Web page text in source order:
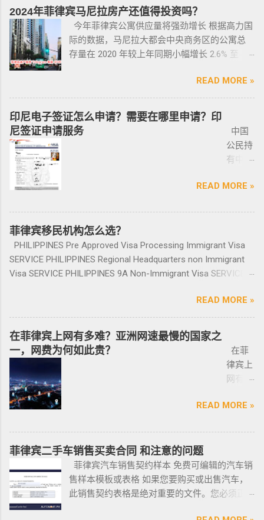
因此而被逮捕。 要求枪支持有者，每两年更新
一次执照，并每四年登记一次枪支。 如果不遵
守，将导致撤销和没收枪支。 续期申请，需要
在该许可证期满之日前六个月内，向菲律宾国
此外还要求，要携带枪支外出的人，必须以合
手枪。 目前共有五种持有枪支的许可证： 类别
1 －最多拥有2支枪 类别 2 -最多拥有5支枪 类别
3 -最多拥有10支枪 类别 4 -最多拥有15支枪 类
了NBI，这2步做好了以后如果不着急走，最长
等待时间是半年。半年内都可以随时走。 菲律
宾做了遣返会是黑名单吗？ 但凡做了遣返都是
黑名单。遣返的流程第一步就是申请驱逐令。
中国人出境被扣护照，被扣护照后面的处理方
式只有遣返。 上了菲律宾黑名单以后怎么再入
境 如果您已经被遣返回去了，并且还想再来菲
律宾的话，那么您可以联系我们帮您洗黑直接
清底，整个周期15个工作日，洗好了以后再入
境不会有任何被拦，包入境的。 如果您需要了
题也可以询问。 遣返回国的流程是什么？ 1. 先
提交到移民局，等待a...
名； 2、第二份合同一般都是一张空白的合同，
只有车行的签字，所以你要核对签字是否一
致，如果可以尽量多要一些签过字的合同，后
面会说为什么； 3、检查CR/OR原件，原件，原
哪里交保险，保险品类； 4、车牌要注意是不是
你取回来再交易，因为现在两年以上的车牌基
本都下来了，如果你不知道去哪里换贴牌也是
比较麻烦的，何况大部分人英语都不太好，贴
牌的车牌号和临时车牌的车牌号不是同一个号
讳的号码； 5、车钥匙一般是2-三把，2把自动1
合同、一份保险、 一份OR/CR文件，这些一定
要放在家里保存好，OR/CR可以复印两张放到车
里备用 ； 想了解更多最新信息欢迎联系和咨询
我们，微信：BGC998 电报@BGC998 Whats
优先使用TG免验证，咨询请主动告知咨询项
目，菲律宾MAKATI 实体公司，客户 隐私保护
安全 可靠，可以安排工作人员上门取...
供了一个额外的永居身份，成功获得这些签证
后，不仅能在菲律宾享受更多福利与权益，而
且申请者的原有国籍与原有权益不会受到影
响。 退休移民签证——SRRV
宾退休署(PRA)颁发的移民绿卡，持有者可以自
由出入境，并在菲律宾永居。 申请条件一般
分为两种：现金存款类和房产投资类。 现金
存款类： （1）申请人的年龄需在50岁以上：
一家三口存款2万美元，多一个人需另存款1.5万
美元/人； （2）存款冻结在银行，不能用于
赎回存款。 房产投资类： （1）存款可全
（2）房产不能出售，但可用于出租； （3）
申请人需要拿到菲律宾的房产证，才能在PRA申
请置换之前办理SRRV身份时存入的存款。 申
请流程： 1、申请人提供基础的申请材料做初
审，后转款两万美金到相关部门； 2、审核该
存款的安全性，申请人需要入境菲律宾完成后
需要提
供
ICARD
人无须
就能做
完报
道。做
报道后
上。
咨询微
信
8 小
飞机
998 菲
律宾马
尼拉
——移
民局
民，他
们只能
在 3 月
2024年菲律宾马尼拉房产还值得投资吗？
今年菲律宾公寓供应量将强劲增长 根据高力国
际的数据，马尼拉大都会中央商务区的公寓总
存量在 2020 年较上年同期小幅增长 2.6% 至
同比增长放缓。由于新冠疫情，2020 年仅交付
了约 3,370 套，低于 2019 年的 11,200套和过去
十年的年均 7,900 套。 ●菲律宾998不动产机构
998 Real Estate 专注于为华人在菲律宾马尼拉
地区提供一站式的期房投资、炒楼花、现房买
卖、房屋租赁、越来越多的华人对菲律宾旅游
投资,菲律宾移民感兴趣,居外网菲律宾房地产网,
为您精彩呈现菲律宾房子,来居外投资菲律宾房
等业务. 专注于菲律宾不动产市场，是菲律宾最
大的外国人不动产服务机构之一，主要服务在
菲外国人以及在菲工作生活的业主和租客，提
供一站式中文/英文资讯服务。供菲律宾的新
房、二手房、特价房、二手楼花、开发商、投
资指南等房产信息,为房产投资者菲律宾买房提
供帮助. 我们的运营团队拥有数十年在菲律宾生
态。 ●菲律宾998不动产机构 998 Real Estate
长期紧密协作知名的菲律宾各大地产开发商以
及合规中介资源公司为主要合作伙伴，集合更
多资源，能针对外国投资者提供从不动产精
产养护 等全方位管理服务； 菲律宾998不动产
断提升客户体验，推动菲律宾行业的进步，让
房产交易变得更加轻松和愉悦！ ●我们珍惜每一
位客户的托付，客户的信赖是我们最大的动
力。 任何关于菲律宾房产买卖 交易 相关的问题
欢迎咨询 我们 Telegram 电报 @VBW777 但随
READ MORE »
印尼电子签证怎么申请？需要在哪里申请？印
尼签证申请服务
中国
公民持
有中国
要菲律
前往印
印尼签
证？
泰国出
印尼办
理印尼
亚出发
前往印
尼办理
印尼签
印尼办
理印尼
签证？
READ MORE »
菲律宾移民机构怎么选？
PHILIPPINES Pre Approved Visa Processing Immigrant Visa
SERVICE PHILIPPINES Regional Headquarters non Immigrant
Visa SERVICE PHILIPPINES 9A Non-Immigrant Visa SERVICE
Pre-Arranged Employment Visa SERVICE PHILIPPINES Special
Investor’s Resident Visa SERVICE PHILIPPINES Special
Resident Retiree’s Visa SERVICE It’s Business Permit Renewal
Time for 2022 PHILIPPINES PHILIPPINES Business Structures
and Entities SERVICE PHILIPPINES Office Setup Services
PHILIPPINES Human Resources Consulting SERVICE
PHILIPPINES Call Center and BPO Setup SERVICE PHILIPPINES
Recruitment & Executive Search Services PHILIPPINES Tax
SERVICE PHILIPPINES Labor Consulting SERVICE PHILIPPINES
Setting-Up a Representative Office SERVICE PHILIPPINES
Forming a Corporation service PHILIPPINES Visa and
Immigration Service PHILIPPINES Sole Proprietorship Busin...
READ MORE »
在菲律宾上网有多难？亚洲网速最慢的国家之
一，网费为何如此贵？
在菲
律宾上
网有多
为一名
律宾有
游学经
验的小
编，我
READ MORE »
菲律宾二手车销售买卖合同 和注意的问题
菲律宾汽车销售契约样本 免费可编辑的汽车销
售样本模板或表格 如果您要购买或出售汽车，
此销售契约表格是绝对重要的文件。您必须正